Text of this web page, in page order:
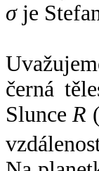
σje
černá
SlunceR